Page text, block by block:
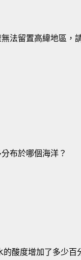
法留置高緯地區，
布於哪個海洋？
酸度增加了多少百